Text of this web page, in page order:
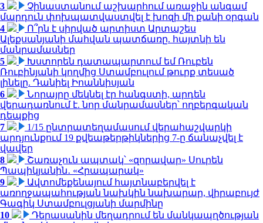
3
Չինաստանում աշխարհում առաջին անգամ
մարդուն փոխպատվաստվել է խոզի մի քանի օրգան
4
Ո՞րն է սիրված արտիստ Արտաշես
Ալեքսանյանի մահվան պատճառը. հայտնի են
մանրամասներ
5
Խստորեն դատապարտում եմ Ռուբեն
Ռուբինյանի կողմից Ստամբուլում թուրք տեսած
լինելը. Դանիել Իոաննիսյան
6
Նորայրը մեկնել էր հանգստի, արդեն
վերադառնում է. նոր մանրամասներ՝ ողբերգական
դեպքից
7
1/15 ընտրատեղամասում վերահաշվարկի
արդյունքում 19 քվեաթերթիկներից 7-ը ճանաչվել է
վավեր
8
Շառաչուն ապտակ՝ «զորավար» Սուրեն
Պապիկյանին․ «Հրապարակ»
9
Ավտոմեքենայում հայտնաբերվել է
առողջապահության նախկին նախարար, վիրաբույժ
Գագիկ Ստամբուլցյանի մարմինը
10
Դերասանին մեղադրում են մանկապղծության